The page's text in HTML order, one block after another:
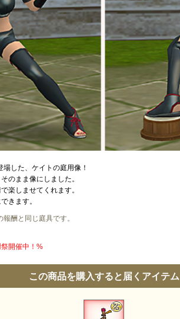
した、ケイトの庭用像！
のまま像にしました。
楽しませてくれます。
きます。
酬と同じ庭具です。
開催中！%
この商品を購入すると届くアイテム